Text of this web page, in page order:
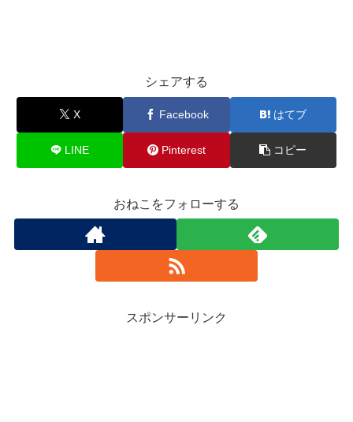
シェアする
X Facebook はてブ
LINE Pinterest コピー
おねこをフォローする
スポンサーリンク